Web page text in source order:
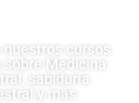
nuestros cursos
Medicina
sabiduría
y más